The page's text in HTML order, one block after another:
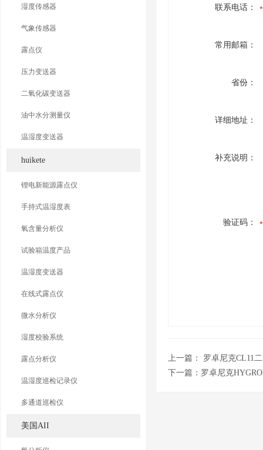
湿度传感器
气象传感器
露点仪
压力变送器
二氧化碳变送器
油中水分测量仪
温湿度变送器
huikete
锂电新能源露点仪
手持式温湿度表
氧含量分析仪
试验箱温度产品
温湿度变送器
在线式露点仪
微水分析仪
湿度校验系统
露点分析仪
温湿度巡检记录仪
多通道巡检仪
美国AII
联系电话：
常用邮箱：
省份：
详细地址：
补充说明：
验证码：
上一篇： 罗卓尼克CL11
下一篇： 罗卓尼克